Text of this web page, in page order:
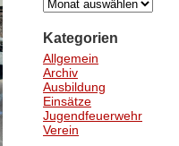
Kategorien
Allgemein
Archiv
Ausbildung
Einsätze
Jugendfeuerwehr
Verein